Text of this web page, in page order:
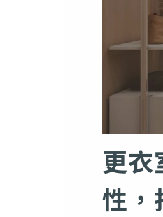
更衣
性，